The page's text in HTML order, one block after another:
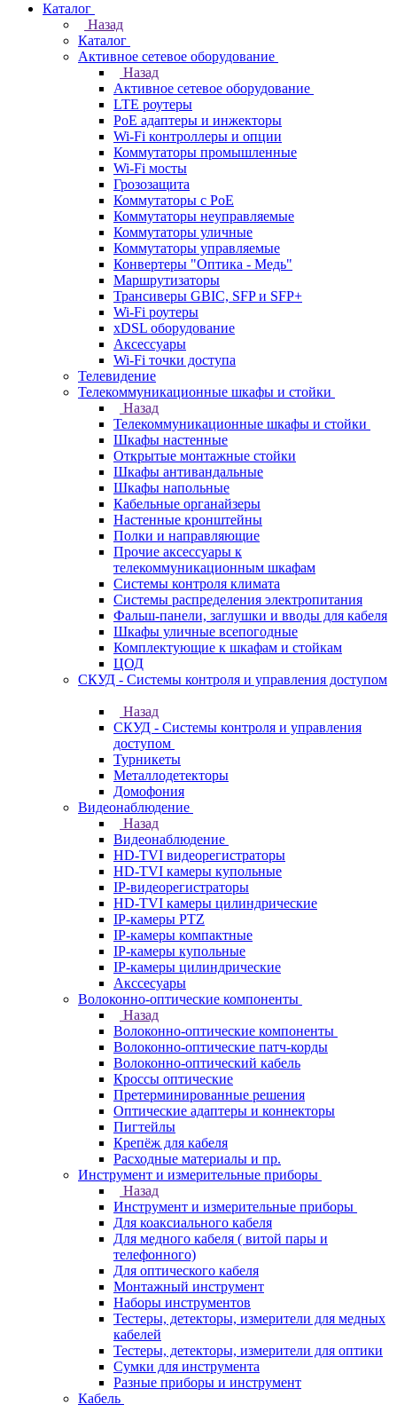
Каталог
Назад
Каталог
Активное сетевое оборудование
Назад
Активное сетевое оборудование
LTE роутеры
PoE адаптеры и инжекторы
Wi-Fi контроллеры и опции
Коммутаторы промышленные
Wi-Fi мосты
Грозозащита
Коммутаторы c PoE
Коммутаторы неуправляемые
Коммутаторы уличные
Коммутаторы управляемые
Конвертеры "Оптика - Медь"
Маршрутизаторы
Трансиверы GBIC, SFP и SFP+
Wi-Fi роутеры
xDSL оборудование
Аксессуары
Wi-Fi точки доступа
Телевидение
Телекоммуникационные шкафы и стойки
Назад
Телекоммуникационные шкафы и стойки
Шкафы настенные
Открытые монтажные стойки
Шкафы антивандальные
Шкафы напольные
Кабельные органайзеры
Настенные кронштейны
Полки и направляющие
Прочие аксессуары к
телекоммуникационным шкафам
Системы контроля климата
Системы распределения электропитания
Фальш-панели, заглушки и вводы для кабеля
Шкафы уличные всепогодные
Комплектующие к шкафам и стойкам
ЦОД
СКУД - Системы контроля и управления доступом
Назад
СКУД - Системы контроля и управления
доступом
Турникеты
Металлодетекторы
Домофония
Видеонаблюдение
Назад
Видеонаблюдение
HD-TVI видеорегистраторы
HD-TVI камеры купольные
IP-видеорегистраторы
HD-TVI камеры цилиндрические
IP-камеры PTZ
IP-камеры компактные
IP-камеры купольные
IP-камеры цилиндрические
Акссесуары
Волоконно-оптические компоненты
Назад
Волоконно-оптические компоненты
Волоконно-оптические патч-корды
Волоконно-оптический кабель
Кроссы оптические
Претерминированные решения
Оптические адаптеры и коннекторы
Пигтейлы
Крепёж для кабеля
Расходные материалы и пр.
Инструмент и измерительные приборы
Назад
Инструмент и измерительные приборы
Для коаксиального кабеля
Для медного кабеля ( витой пары и
телефонного)
Для оптического кабеля
Монтажный инструмент
Наборы инструментов
Тестеры, детекторы, измерители для медных
кабелей
Тестеры, детекторы, измерители для оптики
Сумки для инструмента
Разные приборы и инструмент
Кабель